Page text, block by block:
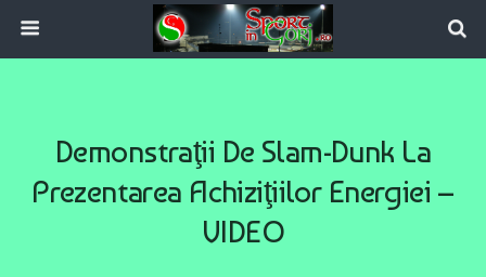
Demonstraţii De Slam-Dunk La
Prezentarea Achiziţiilor Energiei –
VIDEO